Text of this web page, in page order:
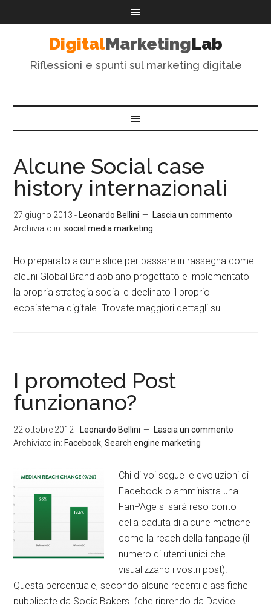
DigitalMarketingLab
Riflessioni e spunti sul marketing digitale
Alcune Social case
history internazionali
27 giugno 2013 - Leonardo Bellini
Lascia un commento
Archiviato in:social media marketing
Ho preparato alcune slide per passare in rassegna come
alcuni Global Brand abbiano progettato e implementato
la propria strategia social e declinato il proprio
ecosistema digitale. Trovate maggiori dettagli su
I promoted Post
funzionano?
22 ottobre 2012 - Leonardo Bellini
Lascia un commento
Archiviato in: Facebook ,Search engine marketing
Chi di voi segue le evoluzioni di
Facebook o amministra una
FanPAge si sarà reso conto
della caduta di alcune metriche
come la reach della fanpage (il
numero di utenti unici che
visualizzano i vostri post).
Questa percentuale, secondo alcune recenti classifiche
pubblicate da SocialBakers (che riprendo da Davide